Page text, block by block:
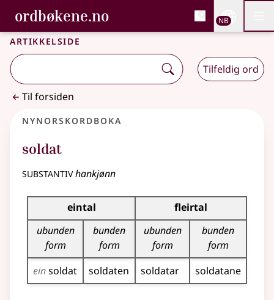
Gå til hovedinnhold
Tilgjengelighet
ordbøkene.no, Bokmålsordboka og
Bokmålsordboka og Nynorskordboka
NB
Artikkelside
Tilfeldig ord
Til forsiden
Nynorskordboka
soldat
substantivhankjønn
Bøyningstabell for dette substantivet
eintal
fleirtal
ubunden
form
bunden
form
ubunden
form
bunden
form
einsoldat soldaten soldatar soldatane